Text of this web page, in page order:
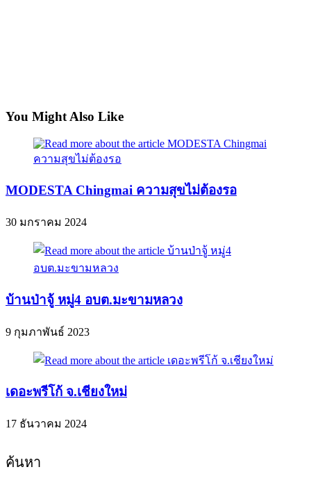
You Might Also Like
MODESTA Chingmai ความสุขไม่ต้องรอ
30 มกราคม 2024
บ้านป่าจู้ หมู่4 อบต.มะขามหลวง
9 กุมภาพันธ์ 2023
เดอะพรีโก้ จ.เชียงใหม่
17 ธันวาคม 2024
ค้นหา